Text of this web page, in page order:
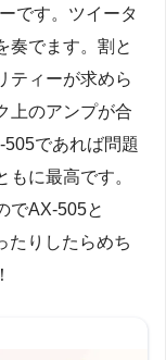
です。ツイータ
奏でます。割と
ティーが求めら
上のアンプが合
であれば問題
に最高です。
でAX-505と
たりしたらめち